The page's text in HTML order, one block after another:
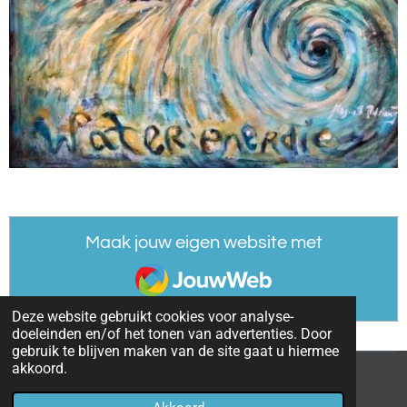
Deze website gebruikt cookies voor analyse-
doeleinden en/of het tonen van advertenties. Door
gebruik te blijven maken van de site gaat u hiermee
akkoord.
Maak jouw eigen website met
JouwWeb